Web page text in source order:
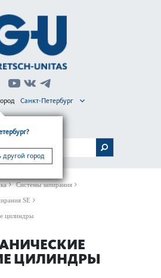
другой город
Санкт-Петербург
Системы запирания
SE
цилиндры
ЦИЛИНДРЫ